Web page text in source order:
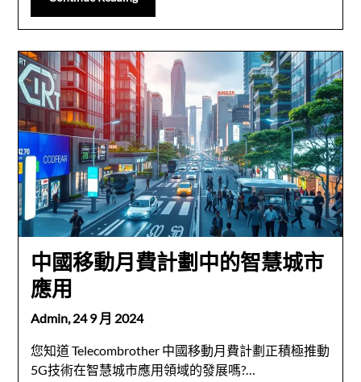
中國移動月費計劃中的智慧城市
應用
Admin, 24 9 月 2024
您知道 Telecombrother 中國移動月費計劃正積極推動
5G技術在智慧城市應用領域的發展嗎?…